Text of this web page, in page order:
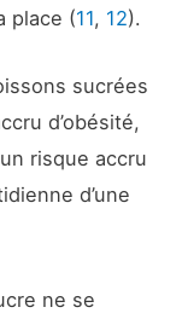
place (11, 12).
sucrées
d’obésité,
risque accru
d’une
ne se